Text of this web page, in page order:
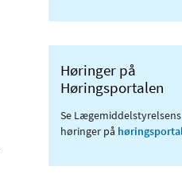
Høringer på
Høringsportalen
Se Lægemiddelstyrelsens
høringer på